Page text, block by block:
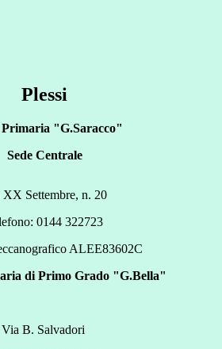
Plessi
Primaria "G.Saracco"
Sede Centrale
XX Settembre, n. 20
0144 322723
ALEE83602C
di Primo Grado "G.Bella"
Via B. Salvadori